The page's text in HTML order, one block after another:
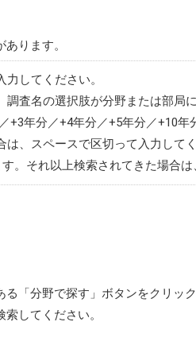
ります。
してください。
査名の選択肢が分野または部局
+3年分／+4年分／+5年分／+10年
、スペースで区切って入力してく
。それ以上検索されてきた場合は
る「分野で探す」ボタンをクリッ
してください。